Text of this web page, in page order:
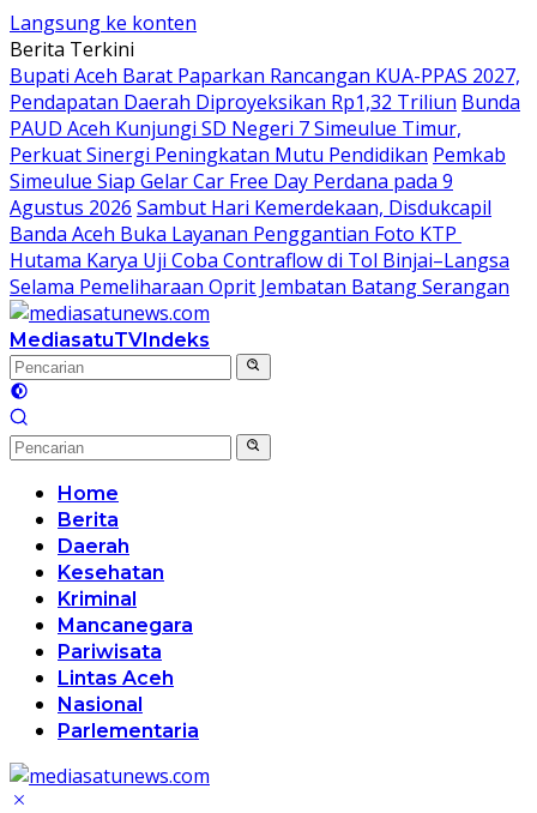
Langsung ke konten
Berita Terkini
Bupati Aceh Barat Paparkan Rancangan KUA-PPAS 2027,
Pendapatan Daerah Diproyeksikan Rp1,32 Triliun Bunda
PAUD Aceh Kunjungi SD Negeri 7 Simeulue Timur,
Perkuat Sinergi Peningkatan Mutu Pendidikan Pemkab
Simeulue Siap Gelar Car Free Day Perdana pada 9
Agustus 2026 Sambut Hari Kemerdekaan, Disdukcapil
Banda Aceh Buka Layanan Penggantian Foto KTP
Hutama Karya Uji Coba Contraflow di Tol Binjai–Langsa
Selama Pemeliharaan Oprit Jembatan Batang Serangan
MediasatuTVIndeks
Home
Berita
Daerah
Kesehatan
Kriminal
Mancanegara
Pariwisata
Lintas Aceh
Nasional
Parlementaria